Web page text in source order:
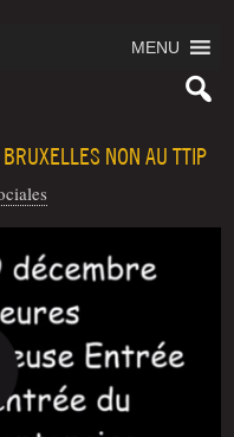
MENU
NON AU TTIP